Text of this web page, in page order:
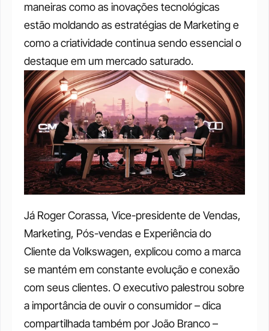
maneiras como as inovações tecnológicas
estão moldando as estratégias de Marketing e
como a criatividade continua sendo essencial o
destaque em um mercado saturado.
Já Roger Corassa, Vice-presidente de Vendas,
Marketing, Pós-vendas e Experiência do
Cliente da Volkswagen, explicou como a marca
se mantém em constante evolução e conexão
com seus clientes. O executivo palestrou sobre
a importância de ouvir o consumidor – dica
compartilhada também por João Branco –